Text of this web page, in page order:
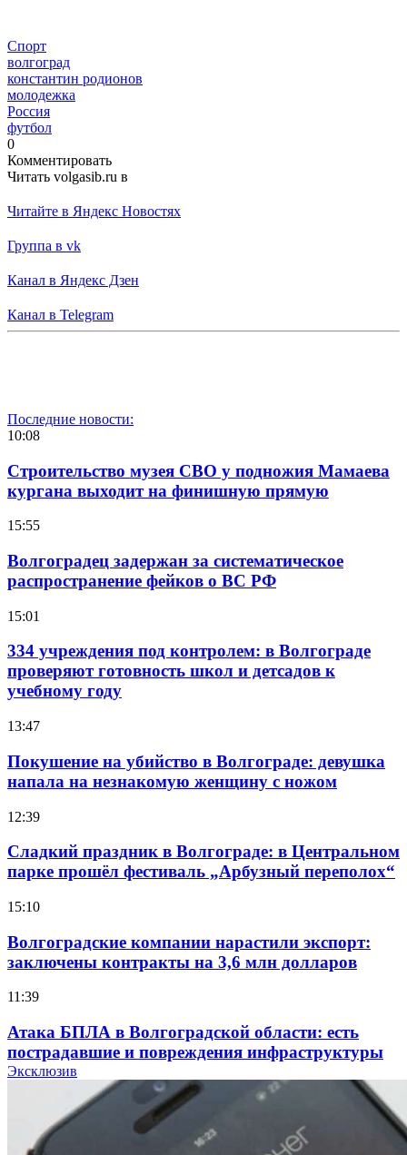
Спорт
волгоград
константин родионов
молодежка
Россия
футбол
0
Комментировать
Читать volgasib.ru в
Читайте в Яндекс Новостях
Группа в vk
Канал в Яндекс Дзен
Канал в Telegram
Последние новости:
10:08
Строительство музея СВО у подножия Мамаева
кургана выходит на финишную прямую
15:55
Волгоградец задержан за систематическое
распространение фейков о ВС РФ
15:01
334 учреждения под контролем: в Волгограде
проверяют готовность школ и детсадов к
учебному году
13:47
Покушение на убийство в Волгограде: девушка
напала на незнакомую женщину с ножом
12:39
Сладкий праздник в Волгограде: в Центральном
парке прошёл фестиваль „Арбузный переполох“
15:10
Волгоградские компании нарастили экспорт:
заключены контракты на 3,6 млн долларов
11:39
Атака БПЛА в Волгоградской области: есть
пострадавшие и повреждения инфраструктуры
Волгоградские вузы в топе зарплатного
рейтинга: ВолгГТУ и ВолгГМУ вошли в топ‑15
Эксклюзив